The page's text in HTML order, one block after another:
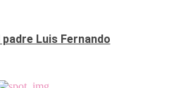
padre Luis Fernando